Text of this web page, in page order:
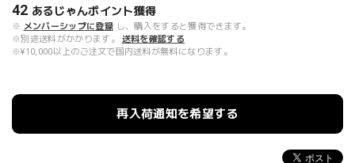
42 あるじゃんポイント獲得
※ メンバーシップに登録 し、購入をすると獲得できます。
※別途送料がかかります。
送料を確認する
※¥10,000以上のご注文で国内送料が無料になります。
再入荷通知を希望する